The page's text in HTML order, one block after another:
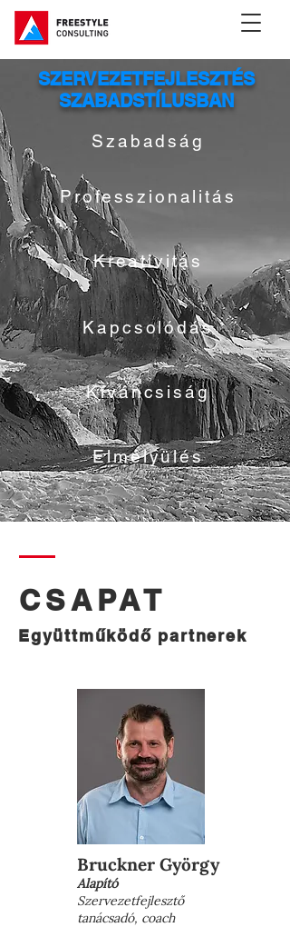
SZERVEZETFEJLESZTÉS
SZABADSTÍLUSBAN
Professzionalitás
Szabadság
Kreativitás
Kapcsolódás
Kíváncsiság
Elmélyülés
CSAPAT
Együttműködő partnerek
Bruckner György
Alapító
Szervezetfejlesztő
tanácsadó, coach